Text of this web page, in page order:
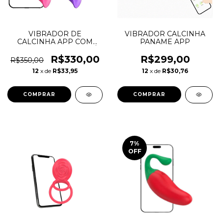
VIBRADOR DE
CALCINHA APP COM
LONGA DISTÂNCIA
R$350,00 R$330,00
12 x de R$33,95
VIBRADOR CALCINHA
PANAME APP
R$299,00
12 x de R$30,76
COMPRAR
7%
OFF